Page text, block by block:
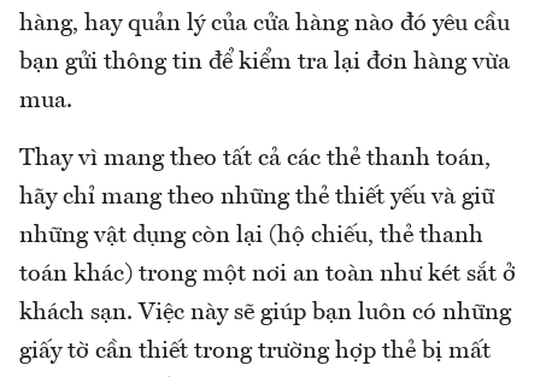
hàng, hay quản lý của cửa hàng nào đó yêu cầu
bạn gửi thông tin để kiểm tra lại đơn hàng vừa
mua.
Thay vì mang theo tất cả các thẻ thanh toán,
hãy chỉ mang theo những thẻ thiết yếu và giữ
những vật dụng còn lại (hộ chiếu, thẻ thanh
toán khác) trong một nơi an toàn như két sắt ở
khách sạn. Việc này sẽ giúp bạn luôn có những
giấy tờ cần thiết trong trường hợp thẻ bị mất